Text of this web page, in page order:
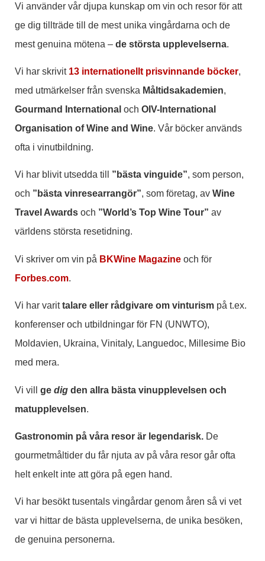
Vi använder vår djupa kunskap om vin och resor för att
ge dig tillträde till de mest unika vingårdarna och de
mest genuina mötena – de största upplevelserna.
Vi har skrivit 13 internationellt prisvinnande böcker,
med utmärkelser från svenska Måltidsakademien,
Gourmand International och OIV-International
Organisation of Wine and Wine. Vår böcker används
ofta i vinutbildning.
Vi har blivit utsedda till ”bästa vinguide”, som person,
och ”bästa vinresearrangör”, som företag, av Wine
Travel Awards och ”World’s Top Wine Tour” av
världens största resetidning.
Vi skriver om vin på BKWine Magazine och för
Forbes.com.
Vi har varittalare eller rådgivare om vinturism på t.ex.
konferenser och utbildningar för FN (UNWTO),
Moldavien, Ukraina, Vinitaly, Languedoc, Millesime Bio
med mera.
Vi vill ge dig den allra bästa vinupplevelsen och
matupplevelsen.
Gastronomin på våra resor är legendarisk. De
gourmetmåltider du får njuta av på våra resor går ofta
helt enkelt inte att göra på egen hand.
Vi har besökt tusentals vingårdar genom åren så vi vet
var vi hittar de bästa upplevelserna, de unika besöken,
de genuina personerna.